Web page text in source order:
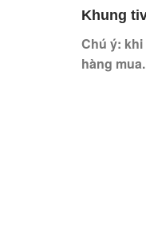
Khung
Chú ý:
hàng